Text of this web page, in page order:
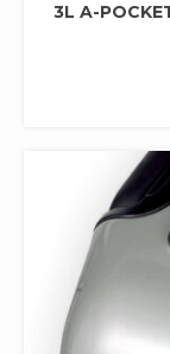
3L A-